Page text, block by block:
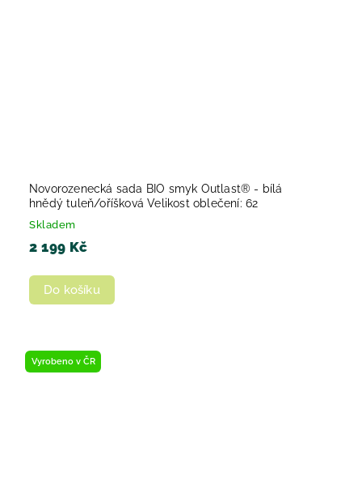
Novorozenecká sada BIO smyk Outlast® - bílá
hnědý tuleň/oříšková Velikost oblečení: 62
Skladem
2 199 Kč
Do košíku
Vyrobeno v ČR